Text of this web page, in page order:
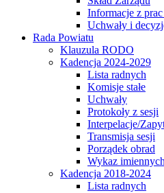
Informacje z
Uchwały i
Rada Powiatu
Klauzula RODO
Kadencja 2024-2029
Lista radnych
Komisje stałe
Uchwały
Protokoły z sesji
Interpelacje/
Transmisja sesji
Porządek obrad
Wykaz
Kadencja 2018-2024
Lista radnych